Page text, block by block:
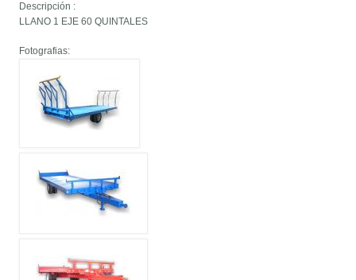
Descripción :
LLANO 1 EJE 60 QUINTALES
Fotografias: